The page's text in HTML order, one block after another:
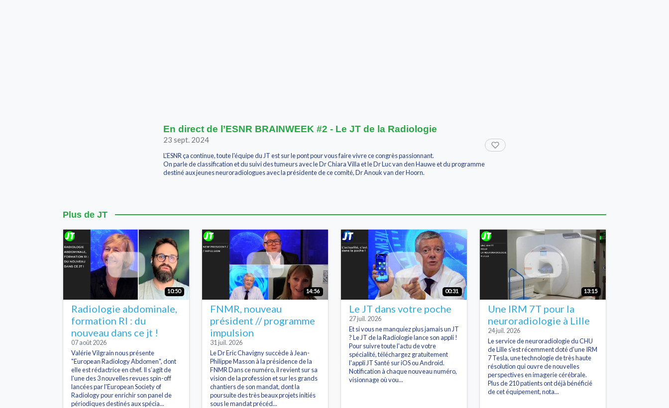
En direct de l’ESNR BRAINWEEK #2 - Le JT de la Radiologie
23 sept. 2024
L'ESNR ça continue, toute l'équipe du JT est sur le pont pour vous faire vivre ce congrès passionnant.
On parle de classification et du suivi des tumeurs avec le Dr Chiara Villa et le Dr Luc van den Hauwe et du programme
destiné aux jeunes neuroradiologues avec la présidente de ce comité, Dr Anouk van der Hoorn.
Plus de JT
10:50
Radiologie abdominale,
formation RI : du
nouveau dans ce jt !
07 août 2026
Valérie Vilgrain nous présente
"European Radiology Abdomen", dont
elle est rédactrice en chef. Il s’agit de
l'une des 3 nouvelles revues spin-off
lancées par l'European Society of
Radiology pour enrichir son panel de
périodiques destinés aux spécia...
14:56
FNMR, nouveau
président // programme
impulsion
31 juil. 2026
Le Dr Eric Chavigny succède à Jean-
Philippe Masson à la présidence de la
FNMR Dans ce numéro, il revient sur sa
vision de la profession et sur les grands
chantiers de son mandat, dont la
poursuite des très beaux projets initiés
sous le mandat précéd...
00:31
Le JT dans votre poche
27 juil. 2026
Et si vous ne manquiez plus jamais un JT
? Le JT de la Radiologie lance son appli !
Pour suivre toute l'actu de votre
spécialité, téléchargez gratuitement
l'appli JT Santé sur iOS ou Android.
Notification à chaque nouveau numéro,
visionnage où vou...
13:15
Une IRM 7T pour la
neuroradiologie à Lille
24 juil. 2026
Le service de neuroradiologie du CHU
de Lille s'est récemment doté d'une IRM
7 Tesla, une technologie de très haute
résolution qui ouvre de nouvelles
perspectives en imagerie cérébrale.
Plus de 210 patients ont déjà bénéficié
de cet équipement, nota...